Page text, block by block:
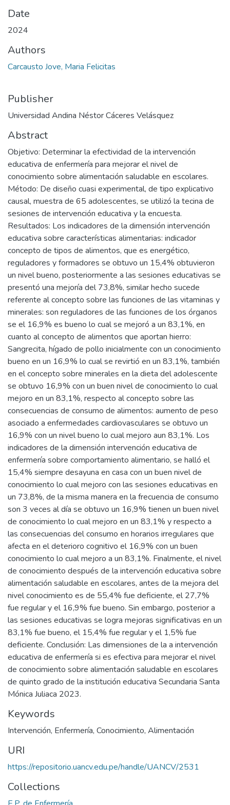
Date
2024
Authors
Carcausto Jove, Maria Felicitas
Publisher
Universidad Andina Néstor Cáceres Velásquez
Abstract
Objetivo: Determinar la efectividad de la intervención
educativa de enfermería para mejorar el nivel de
conocimiento sobre alimentación saludable en escolares.
Método: De diseño cuasi experimental, de tipo explicativo
causal, muestra de 65 adolescentes, se utilizó la tecina de
sesiones de intervención educativa y la encuesta.
Resultados: Los indicadores de la dimensión intervención
educativa sobre características alimentarias: indicador
concepto de tipos de alimentos, que es energético,
reguladores y formadores se obtuvo un 15,4% obtuvieron
un nivel bueno, posteriormente a las sesiones educativas se
presentó una mejoría del 73,8%, similar hecho sucede
referente al concepto sobre las funciones de las vitaminas y
minerales: son reguladores de las funciones de los órganos
se el 16,9% es bueno lo cual se mejoró a un 83,1%, en
cuanto al concepto de alimentos que aportan hierro:
Sangrecita, hígado de pollo inicialmente con un conocimiento
bueno en un 16,9% lo cual se revirtió en un 83,1%, también
en el concepto sobre minerales en la dieta del adolescente
se obtuvo 16,9% con un buen nivel de conocimiento lo cual
mejoro en un 83,1%, respecto al concepto sobre las
consecuencias de consumo de alimentos: aumento de peso
asociado a enfermedades cardiovasculares se obtuvo un
16,9% con un nivel bueno lo cual mejoro aun 83,1%. Los
indicadores de la dimensión intervención educativa de
enfermería sobre comportamiento alimentario, se halló el
15,4% siempre desayuna en casa con un buen nivel de
conocimiento lo cual mejoro con las sesiones educativas en
un 73,8%, de la misma manera en la frecuencia de consumo
son 3 veces al día se obtuvo un 16,9% tienen un buen nivel
de conocimiento lo cual mejoro en un 83,1% y respecto a
las consecuencias del consumo en horarios irregulares que
afecta en el deterioro cognitivo el 16,9% con un buen
conocimiento lo cual mejoro a un 83,1%. Finalmente, el nivel
de conocimiento después de la intervención educativa sobre
alimentación saludable en escolares, antes de la mejora del
nivel conocimiento es de 55,4% fue deficiente, el 27,7%
fue regular y el 16,9% fue bueno. Sin embargo, posterior a
las sesiones educativas se logra mejoras significativas en un
83,1% fue bueno, el 15,4% fue regular y el 1,5% fue
deficiente. Conclusión: Las dimensiones de la a intervención
educativa de enfermería si es efectiva para mejorar el nivel
de conocimiento sobre alimentación saludable en escolares
de quinto grado de la institución educativa Secundaria Santa
Mónica Juliaca 2023.
Keywords
Intervención, Enfermería, Conocimiento, Alimentación
URI
https://repositorio.uancv.edu.pe/handle/UANCV/2531
Collections